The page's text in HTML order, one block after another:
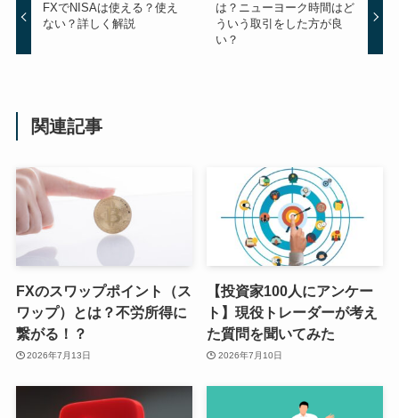
FXでNISAは使える？使え
ない？詳しく解説
は？ニューヨーク時間はど
ういう取引をした方が良
い？
関連記事
FXのスワップポイント（ス
ワップ）とは？不労所得に
繋がる！？
2026年7月13日
【投資家100人にアンケー
ト】現役トレーダーが考え
た質問を聞いてみた
2026年7月10日